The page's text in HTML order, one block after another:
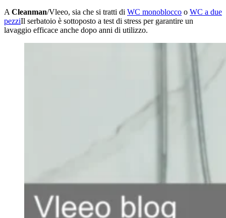
ACleanman/Vleeo, sia che si tratti di WC monoblocco o WC a due
pezziIl serbatoio è sottoposto a test di stress per garantire un
lavaggio efficace anche dopo anni di utilizzo.